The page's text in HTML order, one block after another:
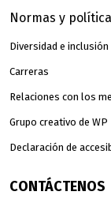
Normas y
Diversidad e inclusión
Carreras
Relaciones con los
Grupo creativo de WP
Declaración de
CONTÁCTENOS